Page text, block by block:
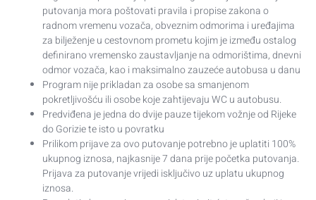
putovanja mora poštovati pravila i propise zakona o
radnom vremenu vozača, obveznim odmorima i uređajima
za bilježenje u cestovnom prometu kojim je između ostalog
definirano vremensko zaustavljanje na odmorištima, dnevni
odmor vozača, kao i maksimalno zauzeće autobusa u danu
Program nije prikladan za osobe sa smanjenom
pokretljivošću ili osobe koje zahtijevaju WC u autobusu.
Predviđena je jedna do dvije pauze tijekom vožnje od Rijeke
do Gorizie te isto u povratku
Prilikom prijave za ovo putovanje potrebno je uplatiti 100%
ukupnog iznosa, najkasnije 7 dana prije početka putovanja.
Prijava za putovanje vrijedi isključivo uz uplatu ukupnog
iznosa.